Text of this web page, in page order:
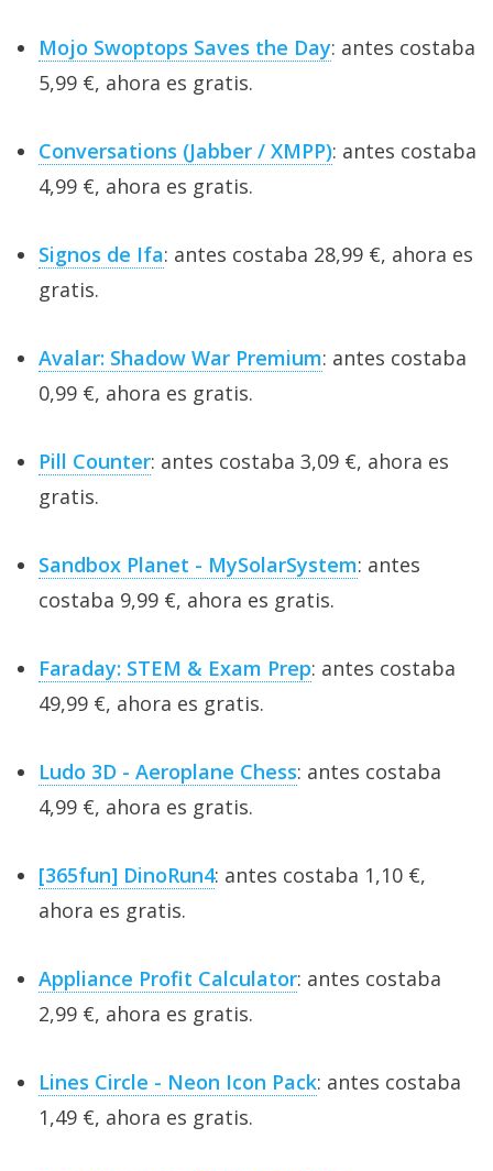
Mojo Swoptops Saves the Day: antes costaba
5,99 €, ahora es gratis.
Conversations (Jabber / XMPP): antes costaba
4,99 €, ahora es gratis.
Signos de Ifa: antes costaba 28,99 €, ahora es
gratis.
Avalar: Shadow War Premium: antes costaba
0,99 €, ahora es gratis.
Pill Counter: antes costaba 3,09 €, ahora es
gratis.
Sandbox Planet - MySolarSystem: antes
costaba 9,99 €, ahora es gratis.
Faraday: STEM & Exam Prep: antes costaba
49,99 €, ahora es gratis.
Ludo 3D - Aeroplane Chess: antes costaba
4,99 €, ahora es gratis.
[365fun] DinoRun4: antes costaba 1,10 €,
ahora es gratis.
Appliance Profit Calculator: antes costaba
2,99 €, ahora es gratis.
Lines Circle - Neon Icon Pack: antes costaba
1,49 €, ahora es gratis.